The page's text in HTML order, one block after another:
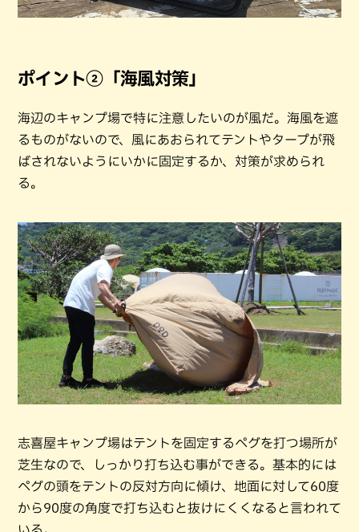
ポイント②「海風対策」
海辺のキャンプ場で特に注意したいのが風だ。海風を遮
るものがないので、風にあおられてテントやタープが飛
ばされないようにいかに固定するか、対策が求められ
る。
志喜屋キャンプ場はテントを固定するペグを打つ場所が
芝生なので、しっかり打ち込む事ができる。基本的には
ペグの頭をテントの反対方向に傾け、地面に対して60度
から90度の角度で打ち込むと抜けにくくなると言われて
いる。